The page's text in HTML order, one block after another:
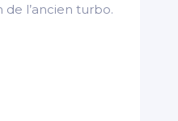
l’ancien turbo.